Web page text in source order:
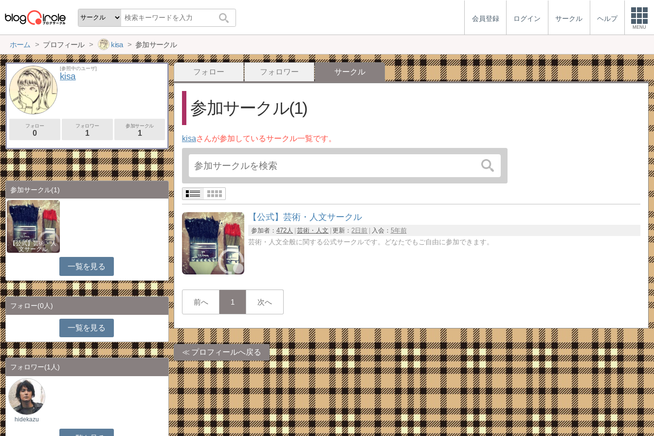
会員登録 ログイン サークル ヘルプ
MENU
ホーム プロフィール kisa 参加サークル
フォロー フォロワー サークル
参加サークル(1)
kisaさんが参加しているサークル一覧です。
【公式】芸術・人文サークル
参加者：472人 芸術・人文 更新：2日前 入会： 5年前
芸術・人文全般に関する公式サークルです。どなたでもご自由に参加できます。
前へ 1 次へ
プロフィールへ戻る
[参照中のユーザ]
kisa
フォロー
0
フォロワー
1
参加サークル
1
参加サークル(1)
【公式】芸術・人
文サークル
一覧を見る
フォロー(0人)
一覧を見る
フォロワー(1人)
hidekazu